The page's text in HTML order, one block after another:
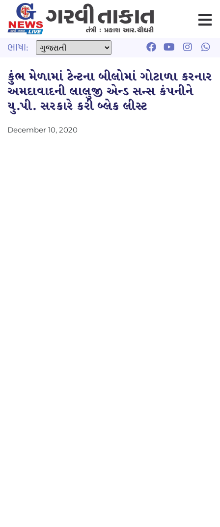
ભાષા:
કુંભ મેળામાં ટેન્ટના બીલોમાં ગોટાળા કરનાર
અમદાવાદની લાલુજી એન્ડ સન્સ કંપનીને
યુ.પી. સરકારે કરી બ્લેક લીસ્ટ
December 10, 2020